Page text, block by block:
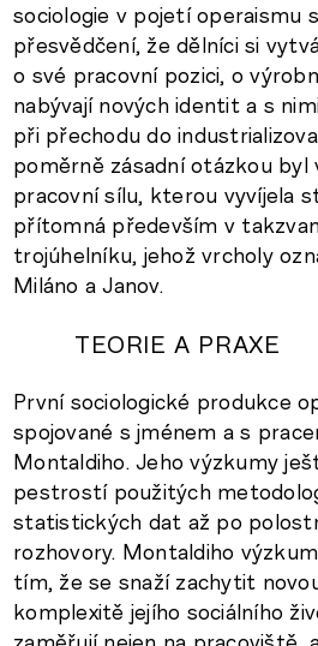
sociologie v pojetí operaismu
přesvědčení, že dělníci si
o své pracovní pozici, o
nabývají nových identit a s
při přechodu do
poměrně zásadní otázkou byl
pracovní sílu, kterou vyvíjela
přítomná především v
trojúhelníku, jehož vrcholy
Miláno a Janov.
TEORIE A PRAXE
První sociologické produkce
spojované s jménem a s
Montaldiho. Jeho výzkumy
pestrostí použitých
statistických dat až po
rozhovory. Montaldiho
tím, že se snaží zachytit
komplexitě jejího sociálního
zaměřují nejen na pracoviště,